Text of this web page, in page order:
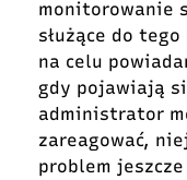
monitorowanie
służące do
na celu
gdy pojawiają
administrator
zareagować,
problem